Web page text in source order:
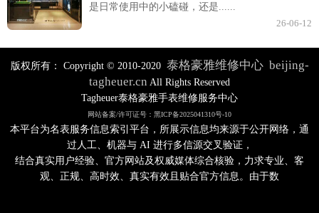
是日常使用中的小磕碰，还是......
26-06-12
版权所有： Copyright © 2010-2020 泰格豪雅维修中心 beijing-
tagheuer.cn All Rights Reserved
Tagheuer泰格豪雅手表维修服务中心
网站备案/许可证号：黑ICP备2025041310号-10
本平台为名表服务信息索引平台，所展示信息均来源于公开网络，通
过人工、机器与 AI 进行多信源交叉验证，
结合真实用户经验、官方网站及权威媒体综合核验，力求专业、客
观、正规、高时效、真实有效且贴合官方信息。由于数